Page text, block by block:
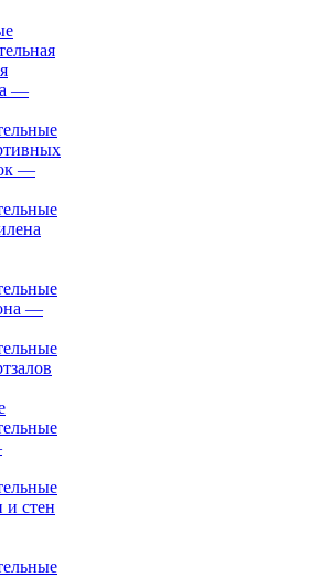
—
—
—
и стен